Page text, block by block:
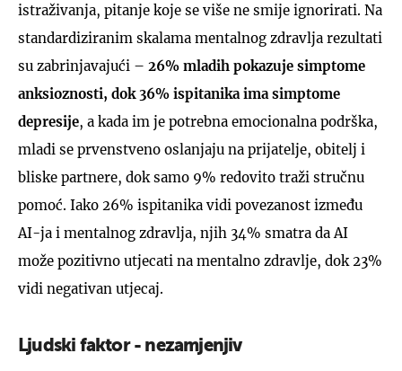
istraživanja, pitanje koje se više ne smije ignorirati. Na
standardiziranim skalama mentalnog zdravlja rezultati
su zabrinjavajući – 26% mladih pokazuje simptome
anksioznosti, dok 36% ispitanika ima simptome
depresije, a kada im je potrebna emocionalna podrška,
mladi se prvenstveno oslanjaju na prijatelje, obitelj i
bliske partnere, dok samo 9% redovito traži stručnu
pomoć. Iako 26% ispitanika vidi povezanost između
AI-ja i mentalnog zdravlja, njih 34% smatra da AI
može pozitivno utjecati na mentalno zdravlje, dok 23%
vidi negativan utjecaj.
Ljudski faktor - nezamjenjiv